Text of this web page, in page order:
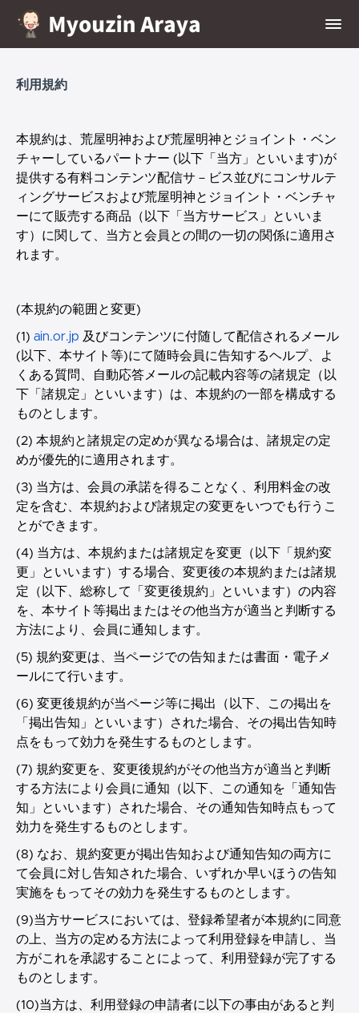
利用規約
本規約は、荒屋明神および荒屋明神とジョイント・ベン
チャーしているパートナー (以下「当方」といいます)が
提供する有料コンテンツ配信サ－ビス並びにコンサルテ
ィングサービスおよび荒屋明神とジョイント・ベンチャ
ーにて販売する商品（以下「当方サービス」といいま
す）に関して、当方と会員との間の一切の関係に適用さ
れます。
(本規約の範囲と変更)
(1) ain.or.jp 及びコンテンツに付随して配信されるメール
(以下、本サイト等)にて随時会員に告知するヘルプ、よ
くある質問、自動応答メールの記載内容等の諸規定（以
下「諸規定」といいます）は、本規約の一部を構成する
ものとします。
(2) 本規約と諸規定の定めが異なる場合は、諸規定の定
めが優先的に適用されます。
(3) 当方は、会員の承諾を得ることなく、利用料金の改
定を含む、本規約および諸規定の変更をいつでも行うこ
とができます。
(4) 当方は、本規約または諸規定を変更（以下「規約変
更」といいます）する場合、変更後の本規約または諸規
定（以下、総称して「変更後規約」といいます）の内容
を、本サイト等掲出またはその他当方が適当と判断する
方法により、会員に通知します。
(5) 規約変更は、当ページでの告知または書面・電子メ
ールにて行います。
(6) 変更後規約が当ページ等に掲出（以下、この掲出を
「掲出告知」といいます）された場合、その掲出告知時
点をもって効力を発生するものとします。
(7) 規約変更を、変更後規約がその他当方が適当と判断
する方法により会員に通知（以下、この通知を「通知告
知」といいます）された場合、その通知告知時点もって
効力を発生するものとします。
(8) なお、規約変更が掲出告知および通知告知の両方に
て会員に対し告知された場合、いずれか早いほうの告知
実施をもってその効力を発生するものとします。
(9)当方サービスにおいては、登録希望者が本規約に同意
の上、当方の定める方法によって利用登録を申請し、当
方がこれを承認することによって、利用登録が完了する
ものとします。
(10)当方は、利用登録の申請者に以下の事由があると判